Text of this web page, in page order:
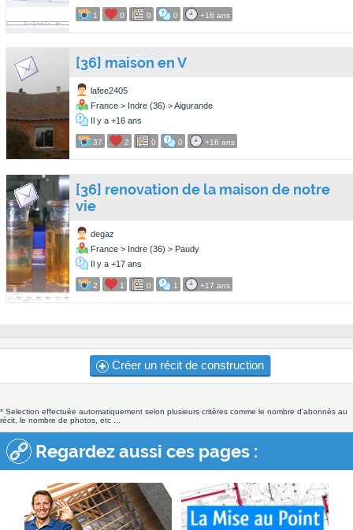
1 0 0 0 +16 ans
[36] maison en V
lafee2405
France > Indre (36) > Aigurande
Il y a +16 ans
37 2 0 0 +16 ans
[36] renovation de la maison de notre
vie
degaz
France > Indre (36) > Paudy
Il y a +17 ans
2 1 0 1 +17 ans
Créer un récit de construction
* Selection effectuée automatiquement selon plusieurs critères comme le nombre d'abonnés au
récit, le nombre de photos, etc ...
Regardez aussi ces pages :